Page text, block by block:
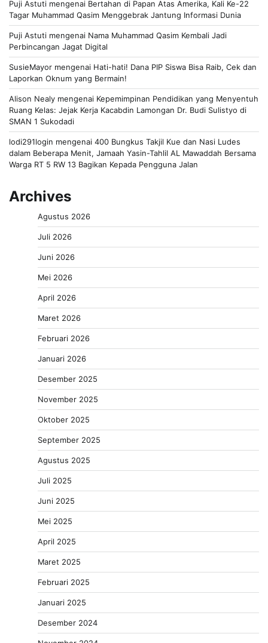
Puji Astuti mengenai Bertahan di Papan Atas Amerika, Kali Ke-22
Tagar Muhammad Qasim Menggebrak Jantung Informasi Dunia
Puji Astuti mengenai Nama Muhammad Qasim Kembali Jadi
Perbincangan Jagat Digital
SusieMayor mengenai Hati-hati! Dana PIP Siswa Bisa Raib, Cek dan
Laporkan Oknum yang Bermain!
Alison Nealy mengenai Kepemimpinan Pendidikan yang Menyentuh
Ruang Kelas: Jejak Kerja Kacabdin Lamongan Dr. Budi Sulistyo di
SMAN 1 Sukodadi
lodi291login mengenai 400 Bungkus Takjil Kue dan Nasi Ludes
dalam Beberapa Menit, Jamaah Yasin-Tahlil AL Mawaddah Bersama
Warga RT 5 RW 13 Bagikan Kepada Pengguna Jalan
Archives
Agustus 2026
Juli 2026
Juni 2026
Mei 2026
April 2026
Maret 2026
Februari 2026
Januari 2026
Desember 2025
November 2025
Oktober 2025
September 2025
Agustus 2025
Juli 2025
Juni 2025
Mei 2025
April 2025
Maret 2025
Februari 2025
Januari 2025
Desember 2024